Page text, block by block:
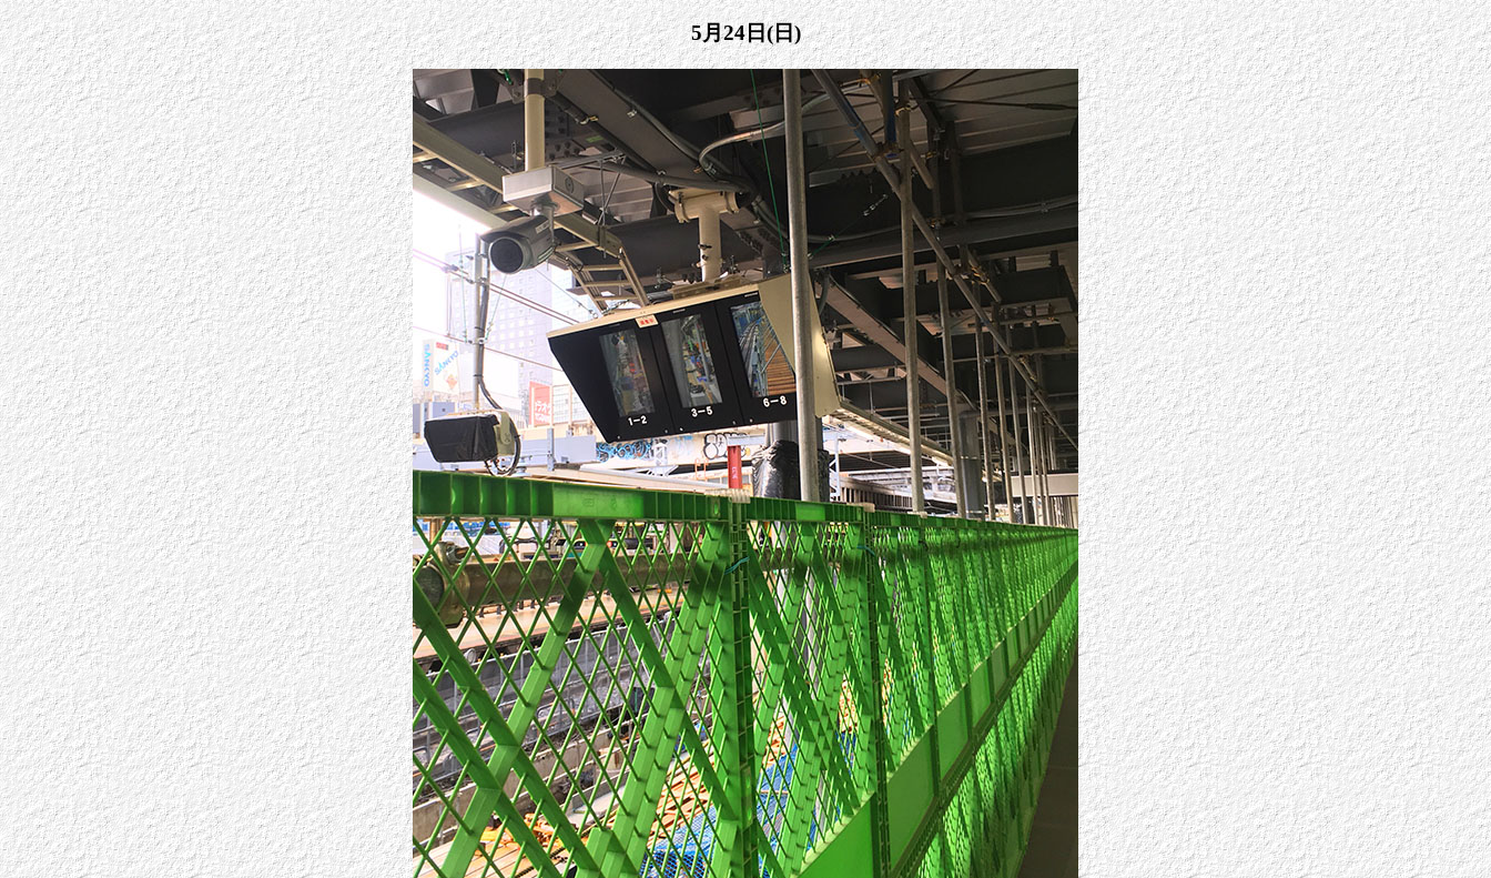
5月24日(日)